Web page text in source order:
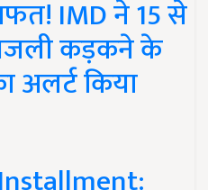
IMD ने 15 से
कड़कने के
अलर्ट किया